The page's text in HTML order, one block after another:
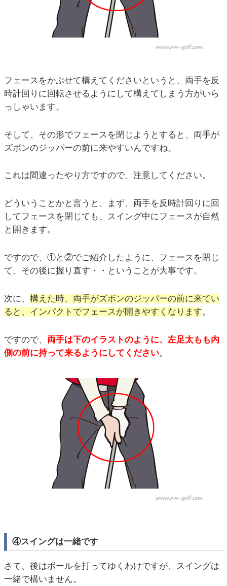
フェースをかぶせて構えてくださいというと、両手を反
時計回りに回転させるようにして構えてしまう方がいら
っしゃいます。
そして、その形でフェースを閉じようとすると、両手が
ズボンのジッパーの前に来やすいんですね。
これは間違ったやり方ですので、注意してください。
どういうことかと言うと、まず、両手を反時計回りに回
してフェースを閉じても、スイング中にフェースが自然
と開きます。
ですので、①と②でご紹介したように、フェースを閉じ
て、その後に握り直す・・ということが大事です。
次に、 構えた時、両手がズボンのジッパーの前に来てい
ると、インパクトでフェースが開きやすくなります。
ですので、 両手は下のイラストのように、左足太もも内
側の前に持って来るようにしてください。
④スイングは一緒です
さて、後はボールを打ってゆくわけですが、スイングは
一緒で構いません。